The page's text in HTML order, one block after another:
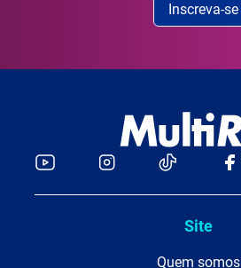
Inscreva-se
Site
Quem somos